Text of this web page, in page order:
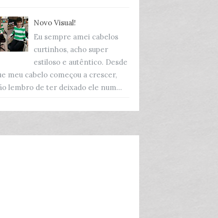
Novo Visual!
Eu sempre amei cabelos
curtinhos, acho super
estiloso e autêntico. Desde
meu cabelo começou a crescer,
lembro de ter deixado ele num...